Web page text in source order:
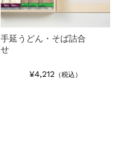
手延うどん・そば詰合
せ
¥4,212 （税込）